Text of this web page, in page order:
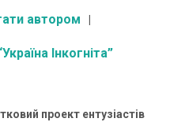
автором
Інкогніта”
проект ентузіастів